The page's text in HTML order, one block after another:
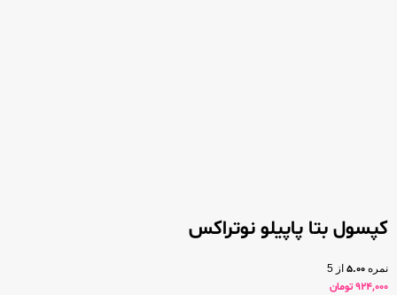
کپسول بتا پاپیلو نوتراکس
نمره 5.00 از 5
924,000تومان